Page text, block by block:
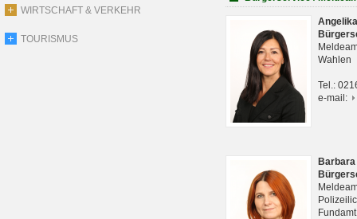
WIRTSCHAFT & VERKEHR
TOURISMUS
Wahlen
Tel.:
e-mail: